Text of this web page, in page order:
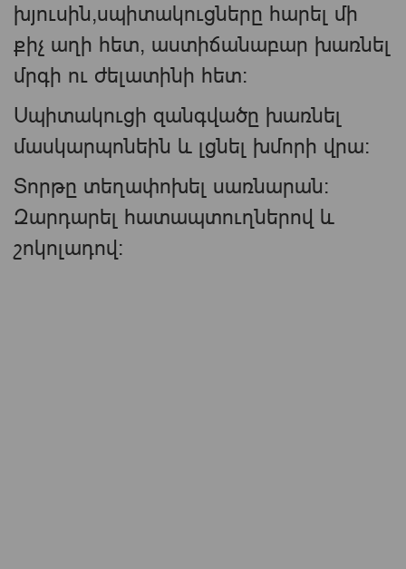
խյուսին,սպիտակուցները հարել մի
քիչ աղի հետ, աստիճանաբար խառնել
մրգի ու ժելատինի հետ:
Սպիտակուցի զանգվածը խառնել
մասկարպոնեին և լցնել խմորի վրա:
Տորթը տեղափոխել սառնարան:
Զարդարել հատապտուղներով և
շոկոլադով: